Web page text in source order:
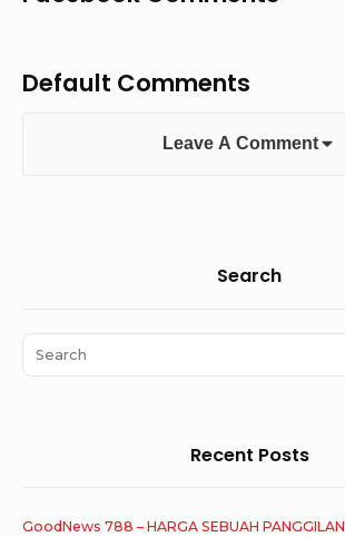
Default Comments
Leave A Comment
Area
Search
Search
for:
Recent Posts
GoodNews 788 – HARGA SEBUAH PANGGILAN